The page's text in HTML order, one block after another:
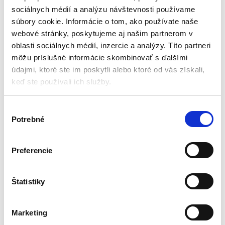
sociálnych médií a analýzu návštevnosti používame
súbory cookie. Informácie o tom, ako používate naše
webové stránky, poskytujeme aj našim partnerom v
oblasti sociálnych médií, inzercie a analýzy. Títo partneri
môžu príslušné informácie skombinovať s ďalšími
údajmi, ktoré ste im poskytli alebo ktoré od vás získali,
keď ste používali ich služby.
Potrebné
Preferencie
Štatistiky
Marketing
Kozmetický stolík – biely Ella
Veľké zrkadlo
4 zásuvky, organizér pod
zrkadlom
Pohodlná a kvalitne spracovaná
stolička
102,80 €
138,60€
83,57
★ ★★ ★★
Kozmetický stolík – Emery
2+2 odkladacie plochy
Farba : biela a prírodné drevo
Ideálny pomocník na každodenné
líčenie
103,95 €
138,60€